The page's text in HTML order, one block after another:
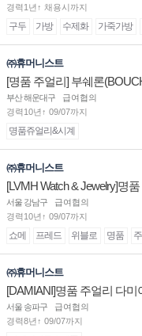
경력1년↑ 채용시까지
구두 가방 수제화 가죽가방
㈜휴머니스트
[명품 주얼리] 부쉐론
점 판매사원 채용
부산 해운대구
급여협의
경력10년↑ 09/07까지
명품쥬얼리&시계
㈜휴머니스트
[LVMH Watch & Jewelry]명
장/부점장/판매사원 채용
서울 강남구
급여협의
경력10년↑ 09/07까지
쇼메 프레드 위블로 명품
㈜휴머니스트
[DAMIANI]명품 주얼리 다
부점장/판매사원 채용
서울 송파구
급여협의
경력8년↑ 09/07까지